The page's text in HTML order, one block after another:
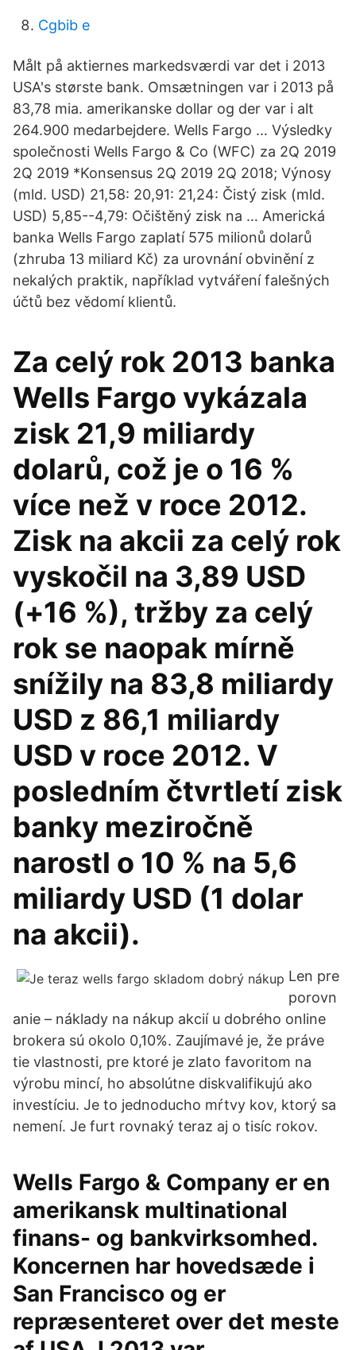
Cgbib e
Målt på aktiernes markedsværdi var det i 2013
USA's største bank. Omsætningen var i 2013 på
83,78 mia. amerikanske dollar og der var i alt
264.900 medarbejdere. Wells Fargo … Výsledky
společnosti Wells Fargo & Co (WFC) za 2Q 2019
2Q 2019 *Konsensus 2Q 2019 2Q 2018; Výnosy
(mld. USD) 21,58: 20,91: 21,24: Čistý zisk (mld.
USD) 5,85--4,79: Očištěný zisk na … Americká
banka Wells Fargo zaplatí 575 milionů dolarů
(zhruba 13 miliard Kč) za urovnání obvinění z
nekalých praktik, například vytváření falešných
účtů bez vědomí klientů.
Za celý rok 2013 banka
Wells Fargo vykázala
zisk 21,9 miliardy
dolarů, což je o 16 %
více než v roce 2012.
Zisk na akcii za celý rok
vyskočil na 3,89 USD
(+16 %), tržby za celý
rok se naopak mírně
snížily na 83,8 miliardy
USD z 86,1 miliardy
USD v roce 2012. V
posledním čtvrtletí zisk
banky meziročně
narostl o 10 % na 5,6
miliardy USD (1 dolar
na akcii).
Len pre
porovn
anie – náklady na nákup akcií u dobrého online
brokera sú okolo 0,10%. Zaujímavé je, že práve
tie vlastnosti, pre ktoré je zlato favoritom na
výrobu mincí, ho absolútne diskvalifikujú ako
investíciu. Je to jednoducho mŕtvy kov, ktorý sa
nemení. Je furt rovnaký teraz aj o tisíc rokov.
Wells Fargo & Company er en
amerikansk multinational
finans- og bankvirksomhed.
Koncernen har hovedsæde i
San Francisco og er
repræsenteret over det meste